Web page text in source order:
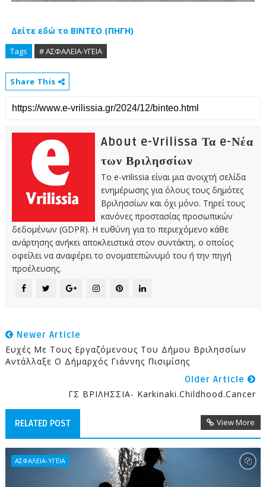
Δείτε εδώ το ΒΙΝΤΕΟ (ΠΗΓΗ)
Tags # ΑΣΦΑΛΕΙΑ-ΥΓΕΙΑ
Share This
About e-Vrilissa Τα e-Νέα
των Βριλησσίων
Το e-vrilissia είναι μια ανοιχτή σελίδα
ενημέρωσης για όλους τους δημότες
Βριλησσίων και όχι μόνο. Τηρεί τους
κανόνες προστασίας προσωπικών
δεδομένων (GDPR). Η ευθύνη για το περιεχόμενο κάθε
ανάρτησης ανήκει αποκλειστικά στον συντάκτη, ο οποίος
οφείλει να αναφέρει το ονοματεπώνυμό του ή την πηγή
προέλευσης.
Newer Article
Ευχές Με Τους Εργαζόμενους Του Δήμου Βριλησσίων
Αντάλλαξε Ο Δήμαρχός Γιάννης Πισιμίσης
Older Article
ΓΣ ΒΡΙΛΗΣΣΙΑ- Karkinaki.childhood.cancer
RELATED POST View More
ΑΣΦΑΛΕΙΑ-ΥΓΕΙΑ